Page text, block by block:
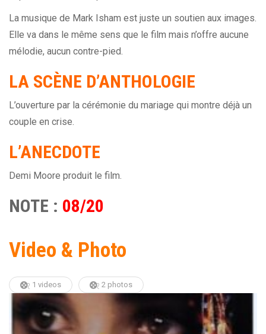
La musique de Mark Isham est juste un soutien aux images.
Elle va dans le même sens que le film mais n’offre aucune
mélodie, aucun contre-pied.
LA SCÈNE D’ANTHOLOGIE
L’ouverture par la cérémonie du mariage qui montre déjà un
couple en crise.
L’ANECDOTE
Demi Moore produit le film.
NOTE : 08/20
Video & Photo
1 videos 2 photos